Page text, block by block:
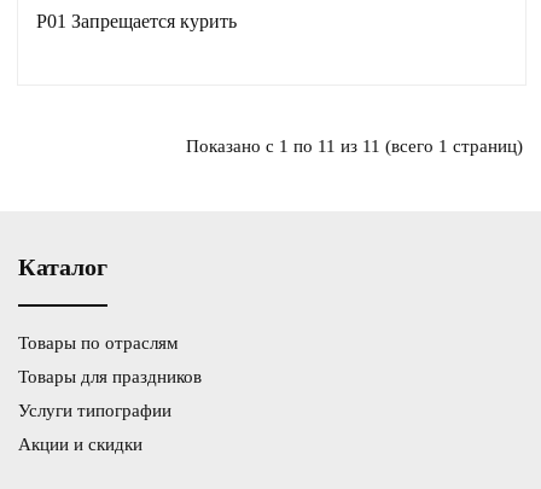
Р01 Запрещается курить
Показано с 1 по 11 из 11 (всего 1 страниц)
Каталог
Товары по отраслям
Товары для праздников
Услуги типографии
Акции и скидки